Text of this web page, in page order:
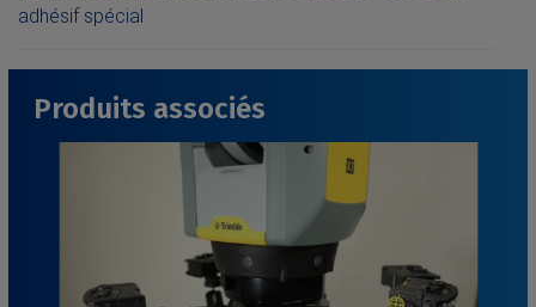
adhésif spécial
Produits associés